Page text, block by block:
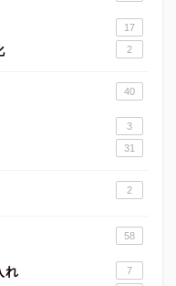
17
2
40
3
31
2
58
れ 7